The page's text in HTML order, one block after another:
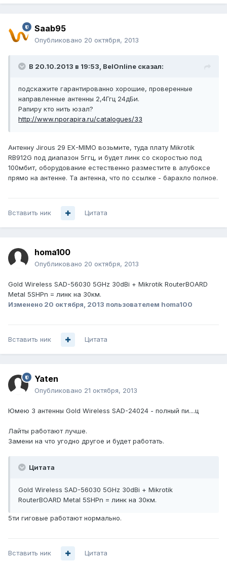
Saab95
Опубликовано 20 октября, 2013
В 20.10.2013 в 19:53, BelOnline сказал:
подскажите гарантированно хорошие, проверенные
направленные антенны 2,4Ггц 24дБи.
Рапиру кто нить юзал?
http://www.nporapira.ru/catalogues/33
Антенну Jirous 29 EX-MIMO возьмите, туда плату Mikrotik
RB912G под диапазон 5ггц, и будет линк со скоростью под
100мбит, оборудование естественно разместите в алубоксе
прямо на антенне. Та антенна, что по ссылке - барахло полное.
Вставить ник Цитата
homa100
Опубликовано 20 октября, 2013
Gold Wireless SAD-56030 5GHz 30dBi + Mikrotik RouterBOARD
Metal 5SHPn = линк на 30км.
Изменено 20 октября, 2013 пользователем homa100
Вставить ник Цитата
Yaten
Опубликовано 21 октября, 2013
Юмею 3 антенны Gold Wireless SAD-24024 - полный пи....ц
Лайты работают лучше.
Замени на что угодно другое и будет работать.
Цитата
Gold Wireless SAD-56030 5GHz 30dBi + Mikrotik
RouterBOARD Metal 5SHPn = линк на 30км.
5ти гиговые работают нормально.
Вставить ник Цитата